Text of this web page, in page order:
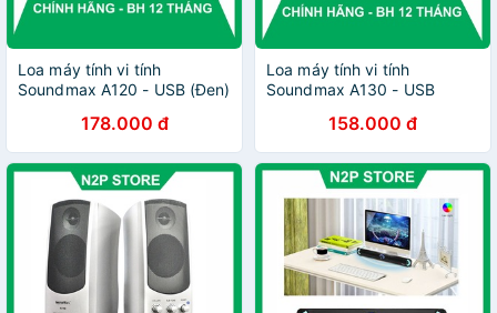
Loa máy tính vi tính
Soundmax A120 - USB (Đen)
178.000 đ
Loa máy tính vi tính
Soundmax A130 - USB
158.000 đ